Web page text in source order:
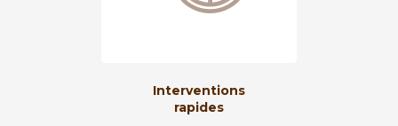
Interventions
rapides